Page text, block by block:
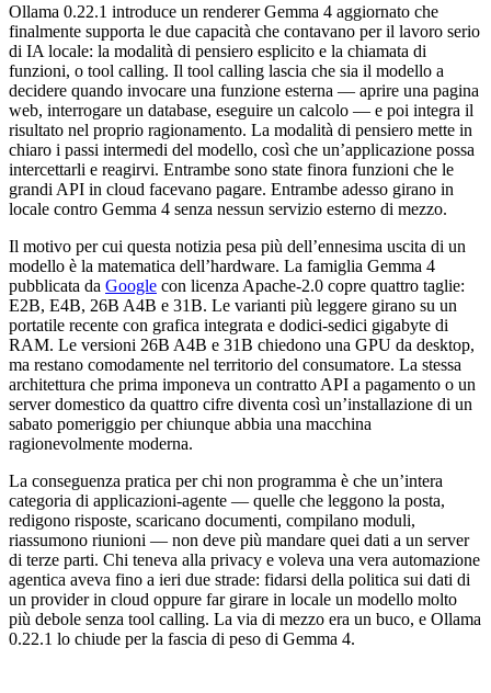
Ollama 0.22.1 introduce un renderer Gemma 4 aggiornato che
finalmente supporta le due capacità che contavano per il lavoro serio
di IA locale: la modalità di pensiero esplicito e la chiamata di
funzioni, o tool calling. Il tool calling lascia che sia il modello a
decidere quando invocare una funzione esterna — aprire una pagina
web, interrogare un database, eseguire un calcolo — e poi integra il
risultato nel proprio ragionamento. La modalità di pensiero mette in
chiaro i passi intermedi del modello, così che un’applicazione possa
intercettarli e reagirvi. Entrambe sono state finora funzioni che le
grandi API in cloud facevano pagare. Entrambe adesso girano in
locale contro Gemma 4 senza nessun servizio esterno di mezzo.
Il motivo per cui questa notizia pesa più dell’ennesima uscita di un
modello è la matematica dell’hardware. La famiglia Gemma 4
pubblicata da Google con licenza Apache-2.0 copre quattro taglie:
E2B, E4B, 26B A4B e 31B. Le varianti più leggere girano su un
portatile recente con grafica integrata e dodici-sedici gigabyte di
RAM. Le versioni 26B A4B e 31B chiedono una GPU da desktop,
ma restano comodamente nel territorio del consumatore. La stessa
architettura che prima imponeva un contratto API a pagamento o un
server domestico da quattro cifre diventa così un’installazione di un
sabato pomeriggio per chiunque abbia una macchina
ragionevolmente moderna.
La conseguenza pratica per chi non programma è che un’intera
categoria di applicazioni-agente — quelle che leggono la posta,
redigono risposte, scaricano documenti, compilano moduli,
riassumono riunioni — non deve più mandare quei dati a un server
di terze parti. Chi teneva alla privacy e voleva una vera automazione
agentica aveva fino a ieri due strade: fidarsi della politica sui dati di
un provider in cloud oppure far girare in locale un modello molto
più debole senza tool calling. La via di mezzo era un buco, e Ollama
0.22.1 lo chiude per la fascia di peso di Gemma 4.